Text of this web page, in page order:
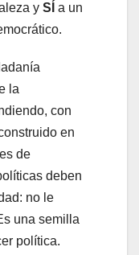
y SÍ a un
la
con
en
de
deben
no le
una semilla
política.